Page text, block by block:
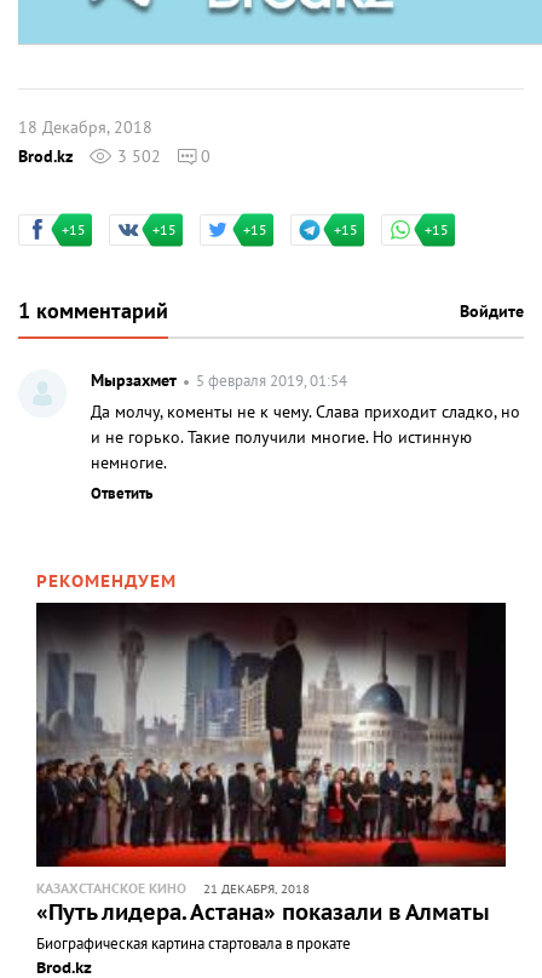
18 Декабря, 2018
Brod.kz
3 502 0
+15 +15 +15 +15 +15
1 комментарий Войдите
Мырзахмет 5 февраля 2019, 01:54
Да молчу, коменты не к чему. Слава приходит сладко, но
и не горько. Такие получили многие. Но истинную
немногие.
Ответить
РЕКОМЕНДУЕМ
КАЗАХСТАНСКОЕ КИНО 21 ДЕКАБРЯ, 2018
«Путь лидера. Астана» показали в Алматы
Биографическая картина стартовала в прокате
Brod.kz